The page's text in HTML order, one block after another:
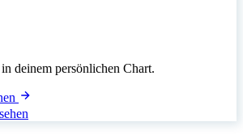
deinem persönlichen Chart.